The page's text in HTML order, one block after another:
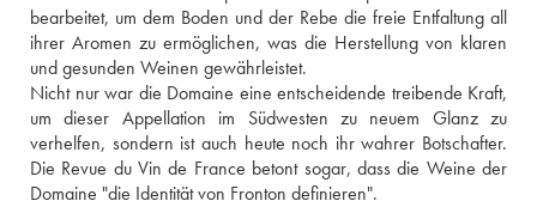
bearbeitet, um dem Boden und der Rebe die freie Entfaltung all
ihrer Aromen zu ermöglichen, was die Herstellung von klaren
und gesunden Weinen gewährleistet.
Nicht nur war die Domaine eine entscheidende treibende Kraft,
um dieser Appellation im Südwesten zu neuem Glanz zu
verhelfen, sondern ist auch heute noch ihr wahrer Botschafter.
Die Revue du Vin de France betont sogar, dass die Weine der
Domaine "die Identität von Fronton definieren".